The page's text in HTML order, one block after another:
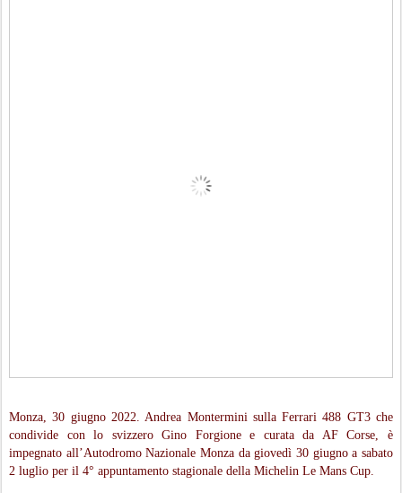
Monza, 30 giugno 2022. Andrea Montermini sulla Ferrari 488 GT3 che
condivide con lo svizzero Gino Forgione e curata da AF Corse, è
impegnato all’Autodromo Nazionale Monza da giovedì 30 giugno a sabato
2 luglio per il 4° appuntamento stagionale della Michelin Le Mans Cup.